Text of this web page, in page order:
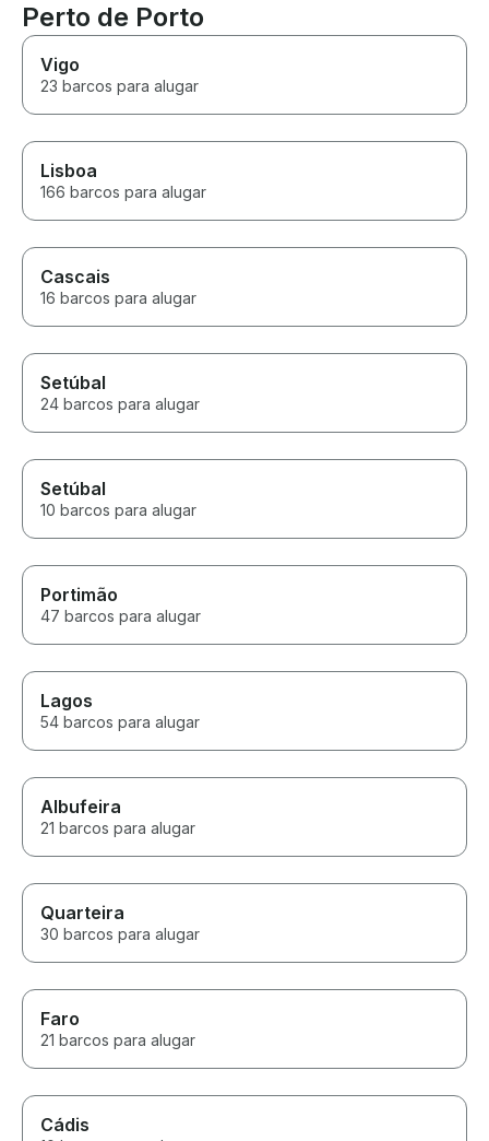
Perto de Porto
Vigo
23 barcos para alugar
Lisboa
166 barcos para alugar
Cascais
16 barcos para alugar
Setúbal
24 barcos para alugar
Setúbal
10 barcos para alugar
Portimão
47 barcos para alugar
Lagos
54 barcos para alugar
Albufeira
21 barcos para alugar
Quarteira
30 barcos para alugar
Faro
21 barcos para alugar
Cádis